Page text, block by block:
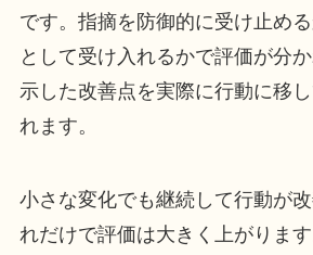
です。指摘を防御的に受け止め
として受け入れるかで評価が分
示した改善点を実際に行動に移
れます。
小さな変化でも継続して行動が
れだけで評価は大きく上がりま